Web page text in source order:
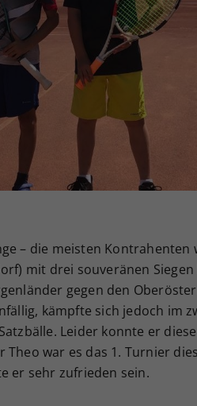
­– die meisten Kontrahenten
mit drei souveränen Siegen
gegen den
kämpfte sich jedoch im
Leider konnte er
Theo war es das 1. Turnier
er sehr zufrieden sein.
Ihrer
Webseiten-